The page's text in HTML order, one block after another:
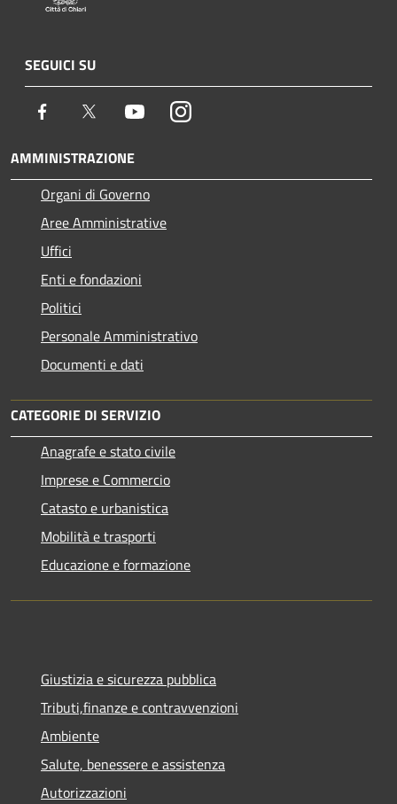
SEGUICI SU
Facebook Twitter YoutubeInstagram
AMMINISTRAZIONE
Organi di Governo
Aree Amministrative
Uffici
Enti e fondazioni
Politici
Personale Amministrativo
Documenti e dati
CATEGORIE DI SERVIZIO
Anagrafe e stato civile
Imprese e Commercio
Catasto e urbanistica
Mobilità e trasporti
Educazione e formazione
Giustizia e sicurezza pubblica
Tributi,finanze e contravvenzioni
Ambiente
Salute, benessere e assistenza
Autorizzazioni